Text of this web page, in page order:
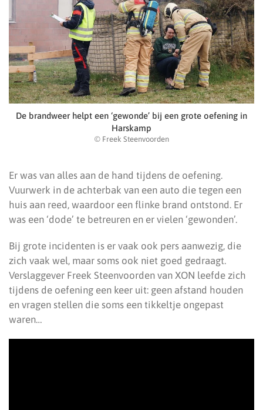
De brandweer helpt een ‘gewonde’ bij een grote oefening in
Harskamp
© Freek Steenvoorden
Er was van alles aan de hand tijdens de oefening.
Vuurwerk in de achterbak van een auto die tegen een
huis aan reed, waardoor een flinke brand ontstond. Er
was een ‘dode’ te betreuren en er vielen ‘gewonden’.
Bij grote incidenten is er vaak ook pers aanwezig, die
zich vaak wel, maar soms ook niet goed gedraagt.
Verslaggever Freek Steenvoorden van XON leefde zich
tijdens de oefening een keer uit: geen afstand houden
en vragen stellen die soms een tikkeltje ongepast
waren…